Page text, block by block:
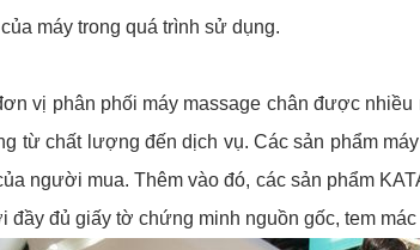
máy trong quá trình sử dụng.
vị phân phối máy massage chân được
từ chất lượng đến dịch vụ. Các sản phẩm
người mua. Thêm vào đó, các sản phẩm
đầy đủ giấy tờ chứng minh nguồn gốc, tem mác